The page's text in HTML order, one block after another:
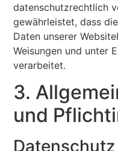
datenschutzrechtlich
gewährleistet, dass
Daten unserer
Weisungen und unter
verarbeitet.
3.
und
Datenschutz